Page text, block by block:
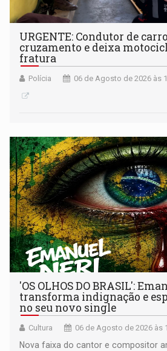
URGENTE: Condutor de
cruzamento e deixa
fratura
Polícia 06 de Agosto de 2026 às
'OS OLHOS DO BRASIL':
transforma indignação e
no seu novo single
Cultura 06 de Agosto de 2026 às
Nova faixa do cantor e compositor